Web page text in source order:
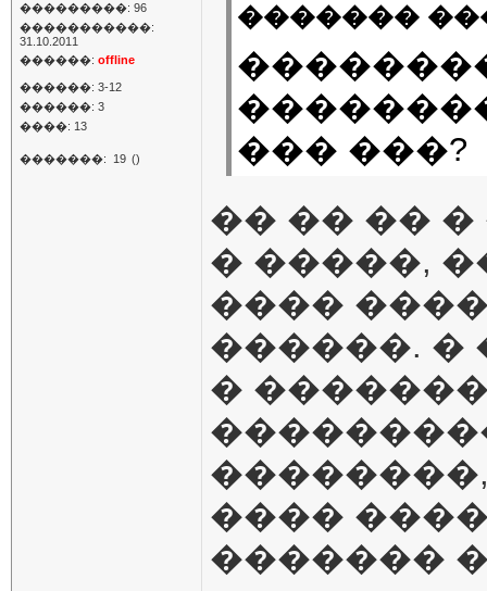
���������: 96
�����������:
31.10.2011
������: offline
������: 3-12
������: 3
����: 13
�������: 19 ()
�������
��� ���?
�� �� �� �
� �����,
����
������. �
�
����
�������